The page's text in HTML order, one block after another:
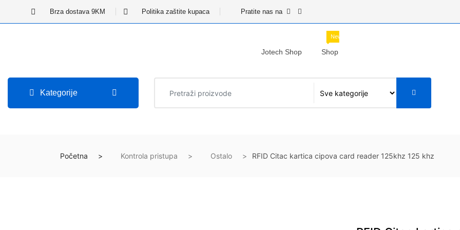
Brza dostava 9KM Politika zaštite kupaca Pratite nas na
Jotech Shop
New
Shop
Kategorije
Početna Kontrola pristupa Ostalo RFID Citac kartica cipova card reader 125khz 125 khz